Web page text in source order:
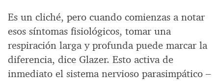
Es un cliché, pero cuando comienzas a notar
esos síntomas fisiológicos, tomar una
respiración larga y profunda puede marcar la
diferencia, dice Glazer. Esto activa de
inmediato el sistema nervioso parasimpático –